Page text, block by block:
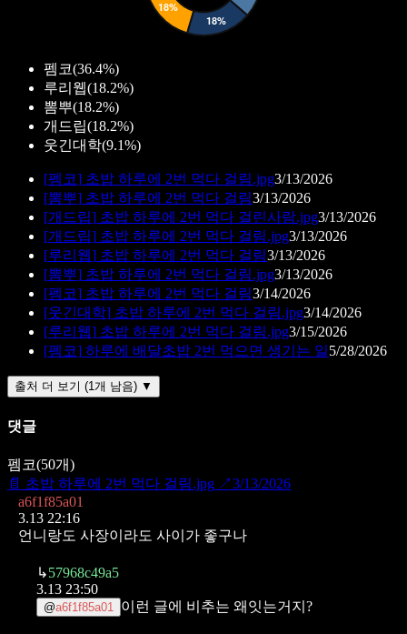
펨코(36.4%)
루리웹(18.2%)
뽐뿌(18.2%)
개드립(18.2%)
웃긴대학(9.1%)
[펨코] 초밥 하루에 2번 먹다 걸림.jpg3/13/2026
[뽐뿌] 초밥 하루에 2번 먹다 걸림3/13/2026
[개드립] 초밥 하루에 2번 먹다 걸린사람.jpg3/13/2026
[개드립] 초밥 하루에 2번 먹다 걸림.jpg3/13/2026
[루리웹] 초밥 하루에 2번 먹다 걸림3/13/2026
[뽐뿌] 초밥 하루에 2번 먹다 걸림.jpg3/13/2026
[펨코] 초밥 하루에 2번 먹다 걸림3/14/2026
[웃긴대학] 초밥 하루에 2번 먹다 걸림.jpg3/14/2026
[루리웹] 초밥 하루에 2번 먹다 걸림.jpg3/15/2026
[펨코] 하루에 배달초밥 2번 먹으면 생기는 일5/28/2026
출처 더 보기 (1개 남음) ▼
댓글
펨코(50개)
📄 초밥 하루에 2번 먹다 걸림.jpg ↗3/13/2026
a6f1f85a01
3.13 22:16
언니랑도 사장이라도 사이가 좋구나
↳57968c49a5
3.13 23:50
@a6f1f85a01 이런 글에 비추는 왜잇는거지?